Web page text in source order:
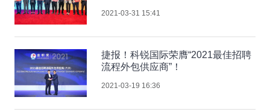
2021-03-31 15:41
捷报！科锐国际荣膺“2021最佳招聘
流程外包供应商”！
2021-03-19 16:36